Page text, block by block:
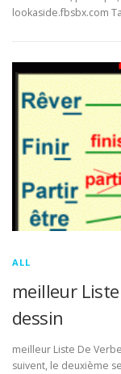
lookaside.fbsbx.com
ALL
meilleur
dessin
meilleur Liste De
suivent, le deuxième